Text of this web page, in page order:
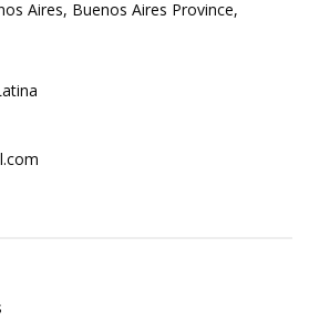
Aires, Buenos Aires Province,